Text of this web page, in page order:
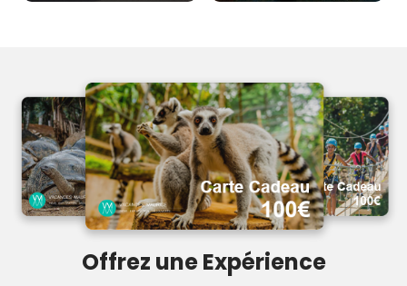
Offrez une Expérience